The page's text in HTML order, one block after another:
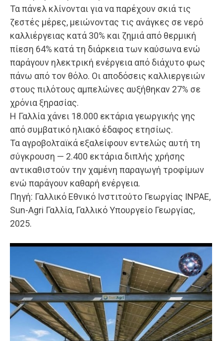
Τα πάνελ κλίνονται για να παρέχουν σκιά τις
ζεστές μέρες, μειώνοντας τις ανάγκες σε νερό
καλλιέργειας κατά 30% και ζημιά από θερμική
πίεση 64% κατά τη διάρκεια των καύσωνα ενώ
παράγουν ηλεκτρική ενέργεια από διάχυτο φως
πάνω από τον θόλο. Οι αποδόσεις καλλιεργειών
στους πιλότους αμπελώνες αυξήθηκαν 27% σε
χρόνια ξηρασίας.
Η Γαλλία χάνει 18.000 εκτάρια γεωργικής γης
από συμβατικό ηλιακό έδαφος ετησίως.
Τα αγροβολταϊκά εξαλείφουν εντελώς αυτή τη
σύγκρουση — 2.400 εκτάρια διπλής χρήσης
αντικαθιστούν την χαμένη παραγωγή τροφίμων
ενώ παράγουν καθαρή ενέργεια.
Πηγή: Γαλλικό Εθνικό Ινστιτούτο Γεωργίας ΙΝΡΑΕ,
Sun-Agri Γαλλία, Γαλλικό Υπουργείο Γεωργίας,
2025.